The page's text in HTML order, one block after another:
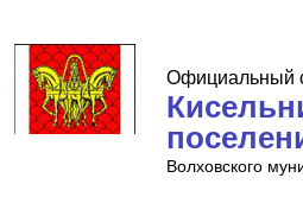
Официальный
Волховского